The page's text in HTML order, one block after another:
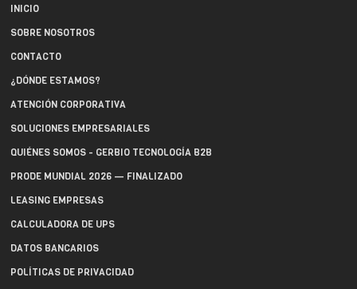
INICIO
SOBRE NOSOTROS
CONTACTO
¿DÓNDE ESTAMOS?
ATENCIÓN CORPORATIVA
SOLUCIONES EMPRESARIALES
QUIÉNES SOMOS - GERBIO TECNOLOGÍA B2B
PRODE MUNDIAL 2026 — FINALIZADO
LEASING EMPRESAS
CALCULADORA DE UPS
DATOS BANCARIOS
POLÍTICAS DE PRIVACIDAD